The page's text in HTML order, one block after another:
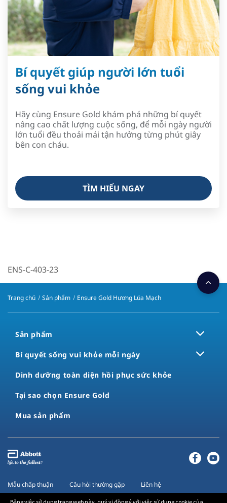
Bí quyết giúp người lớn tuổi
sống vui khỏe
Hãy cùng Ensure Gold khám phá những bí quyết
nâng cao chất lượng cuộc sống, để mỗi ngày người
lớn tuổi đều thoải mái tận hưởng từng phút giây
bên con cháu.
TÌM HIỂU NGAY
ENS-C-403-23
Trang chủ Sản phẩm Ensure Gold Hương Lúa Mạch
Sản phẩm
Bí quyết sống vui khỏe mỗi ngày
Dinh dưỡng toàn diện ​hồi phục sức khỏe
Tại sao chọn Ensure Gold
Mua sản phẩm
Mẫu chấp thuận Câu hỏi thường gặp
Liên hệ
Quyền riêng tư
Điều khoản và điều kiện Liên hệ